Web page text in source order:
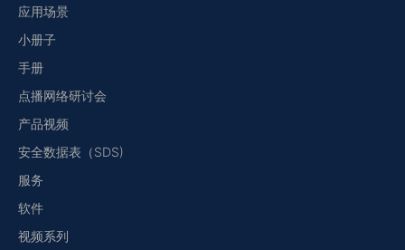
应用场景
小册子
手册
点播网络研讨会
产品视频
安全数据表（SDS)
服务
软件
视频系列